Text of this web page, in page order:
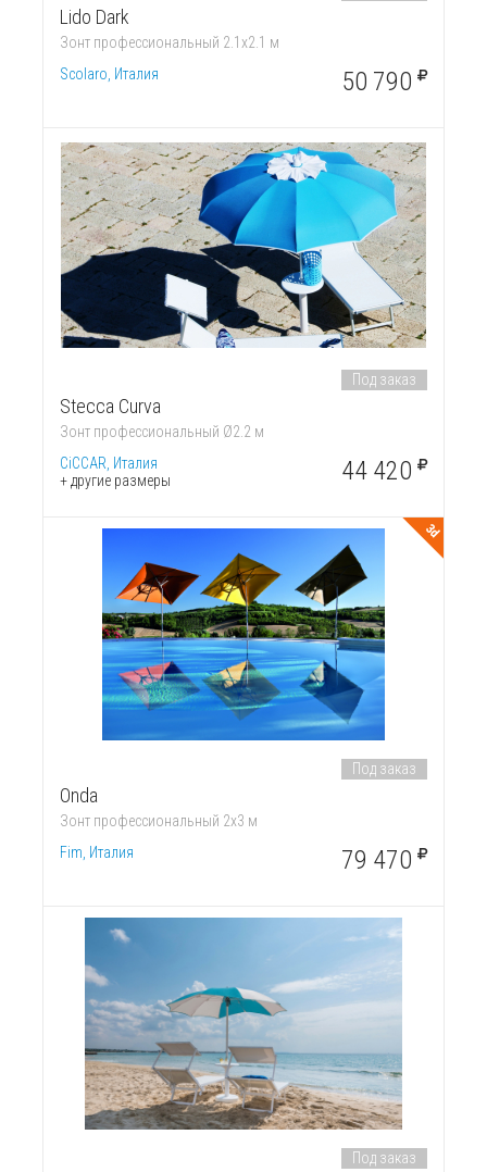
Lido Dark
Зонт профессиональный 2.1х2.1 м
Scolaro, Италия
50 790
Stecca Curva
Зонт профессиональный Ø2.2 м
CiCCAR, Италия
+ другие размеры
Под заказ
44 420
3d
Onda
Зонт профессиональный 2х3 м
Fim, Италия
Под заказ
79 470
Под заказ